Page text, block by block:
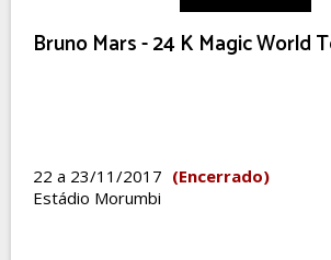
Bruno Mars - 24 K Magic World
22 a 23/11/2017 (Encerrado)
Estádio Morumbi